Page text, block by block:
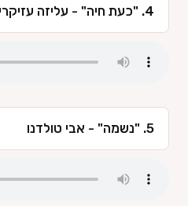
4. "כעת חיה" - עליזה עזיקרי
5. "נשמה" - אבי טולדנו